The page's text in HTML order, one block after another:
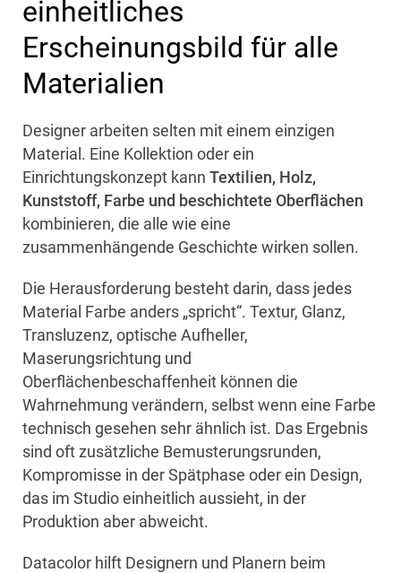
einheitliches
Erscheinungsbild für alle
Materialien
Designer arbeiten selten mit einem einzigen
Material. Eine Kollektion oder ein
Einrichtungskonzept kann Textilien, Holz,
Kunststoff, Farbe und beschichtete Oberflächen
kombinieren, die alle wie eine
zusammenhängende Geschichte wirken sollen.
Die Herausforderung besteht darin, dass jedes
Material Farbe anders „spricht“. Textur, Glanz,
Transluzenz, optische Aufheller,
Maserungsrichtung und
Oberflächenbeschaffenheit können die
Wahrnehmung verändern, selbst wenn eine Farbe
technisch gesehen sehr ähnlich ist. Das Ergebnis
sind oft zusätzliche Bemusterungsrunden,
Kompromisse in der Spätphase oder ein Design,
das im Studio einheitlich aussieht, in der
Produktion aber abweicht.
Datacolor hilft Designern und Planern beim